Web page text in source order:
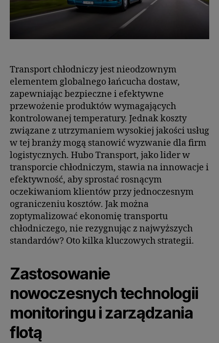
Transport chłodniczy jest nieodzownym
elementem globalnego łańcucha dostaw,
zapewniając bezpieczne i efektywne
przewożenie produktów wymagających
kontrolowanej temperatury. Jednak koszty
związane z utrzymaniem wysokiej jakości usług
w tej branży mogą stanowić wyzwanie dla firm
logistycznych. Hubo Transport, jako lider w
transporcie chłodniczym, stawia na innowacje i
efektywność, aby sprostać rosnącym
oczekiwaniom klientów przy jednoczesnym
ograniczeniu kosztów. Jak można
zoptymalizować ekonomię transportu
chłodniczego, nie rezygnując z najwyższych
standardów? Oto kilka kluczowych strategii.
Zastosowanie
nowoczesnych technologii
monitoringu i zarządzania
flotą